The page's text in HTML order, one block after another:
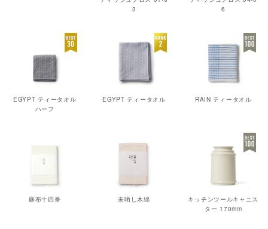
3
6
EGYPT ティータオル
ハーフ
EGYPT ティータオル RAIN ティータオル
麻布十四番 未晒し木綿
キッチンツールキャニス
ター 170mm